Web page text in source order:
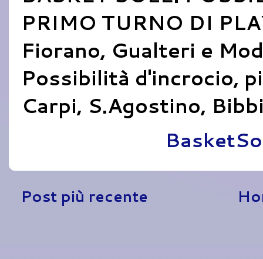
PRIMO TURNO DI
Fiorano, Gualteri e
Possibilità d'incrocio,
Carpi, S.Agostino,
Post più recente